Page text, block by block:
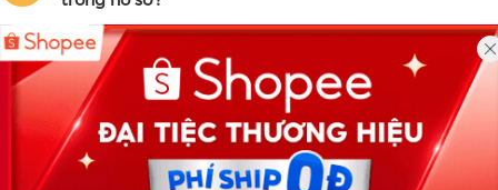
Công ty TNHH Eyeplus Online